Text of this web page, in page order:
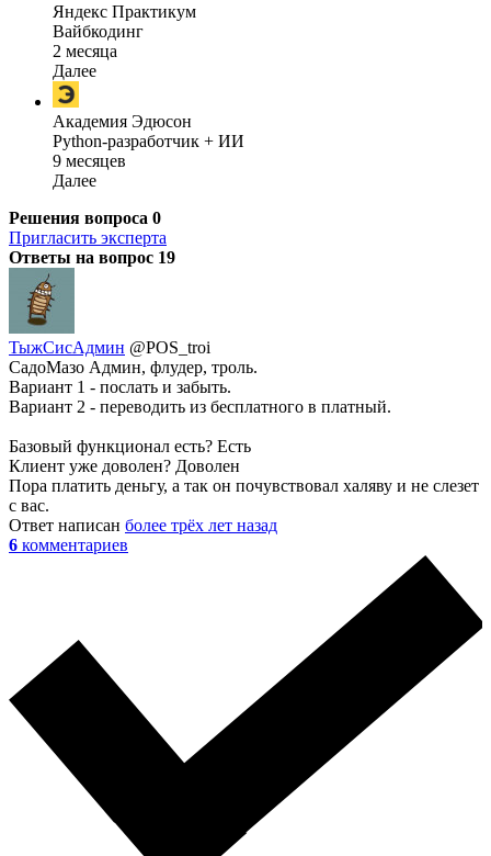
Яндекс Практикум
Вайбкодинг
2 месяца
Далее
Академия Эдюсон
Python-разработчик + ИИ
9 месяцев
Далее
Решения вопроса 0
Пригласить эксперта
Ответы на вопрос 19
ТыжСисАдмин @POS_troi
СадоМазо Админ, флудер, троль.
Вариант 1 - послать и забыть.
Вариант 2 - переводить из бесплатного в платный.
Базовый функционал есть? Есть
Клиент уже доволен? Доволен
Пора платить деньгу, а так он почувствовал халяву и не слезет
с вас.
Ответ написан более трёх лет назад
6 комментариев